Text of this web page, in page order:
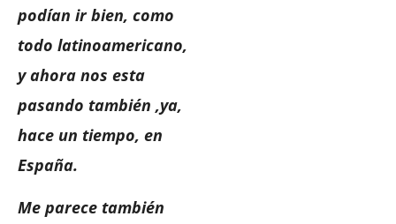
podían ir bien, como
todo latinoamericano,
y ahora nos esta
pasando también ,ya,
hace un tiempo, en
España.
Me parece también